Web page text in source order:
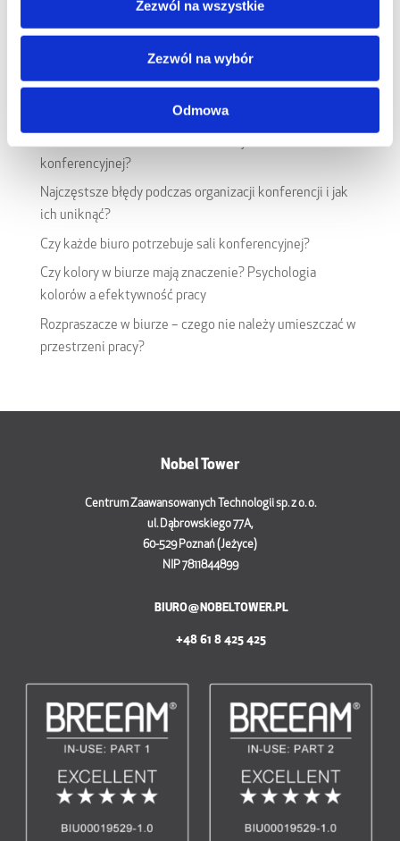
Zezwól na wszystkie
Zezwól na wybór
Odmowa
zarówno własnego, jak i całego zespołu.
Przeczytaj również:
konferencyjnej?
Najczęstsze błędy podczas organizacji konferencji i jak
ich uniknąć?
Czy każde biuro potrzebuje sali konferencyjnej?
Czy kolory w biurze mają znaczenie? Psychologia
kolorów a efektywność pracy
Rozpraszacze w biurze – czego nie należy umieszczać w
przestrzeni pracy?
Nobel Tower
Centrum Zaawansowanych Technologii sp. z o. o.
ul. Dąbrowskiego 77A,
60-529 Poznań (Jeżyce)
NIP 7811844899
BIURO@NOBELTOWER.PL
+48 61 8 425 425